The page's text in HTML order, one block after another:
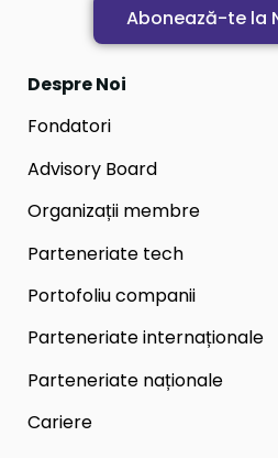
Abonează-te la
Despre Noi
Fondatori
Advisory Board
Organizații membre
Parteneriate tech
Portofoliu companii
Parteneriate internaționale
Parteneriate naționale
Cariere